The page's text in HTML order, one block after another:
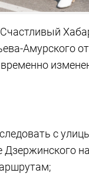
Амурского
с
Дзержинского